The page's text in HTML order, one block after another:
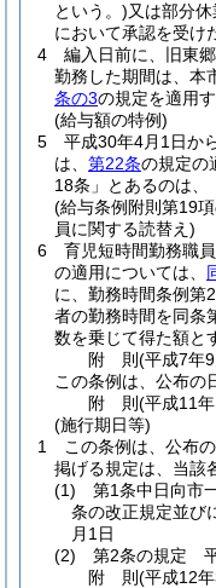
という。)又は部分
において承認を受け
4
編入日前に、旧東
勤務した期間は、本
条の3の規定を適用す
(給与額の特例)
5
平成30年4月1日か
は、 第22条の規定の
18条」とあるのは、
(給与条例附則第19
員に関する読替え)
6
育児短時間勤務職
の適用については、
に、勤務時間条例第
者の勤務時間を同条
数を乗じて得た額と
附 則(平成7年
この条例は、公布の
附 則(平成11
(施行期日等)
1
この条例は、公布
掲げる規定は、当該
(1)
第1条中日向市
条の改正規定並び
月1日
(2)
第2条の規定
附 則(平成12